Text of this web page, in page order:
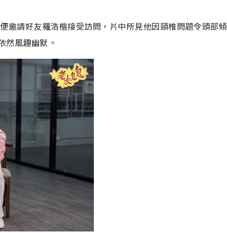
邀請好友羅浩楷接受訪問，片中所見他因頸椎問題令頭部傾
然風趣幽默。